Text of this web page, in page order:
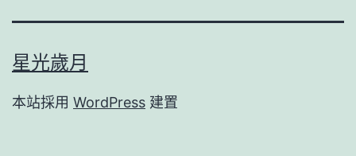
星光歲月
本站採用 WordPress 建置